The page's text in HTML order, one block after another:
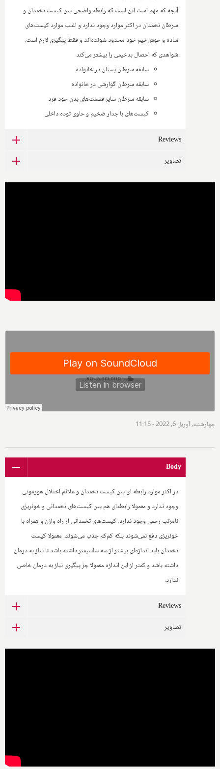
آنچه که مهم است این است که رابطه واضحی بین کیست تخمدان و
سرطان تخمدان در اکثر موارد وجود ندارد و اغلب موارد کیست‌های
ساده و خوش‌خیم خود محدود شونده‌اند و فقط پیگیری لازم است.
شواهدی که احتمال بدخیمی را بیشتر می‌کند
سابقه سرطان پستان در خانواده
سابقه سرطان گوارشی در خانواده
سابقه سرطان سایر قسمت‌های بدن خود فرد
کیست‌های با جدار ضخیم و حاوی توده داخلی
Reviews
تصاویر
چهارشنبه, آوریل 6, 2022 - 11:15
Body
در اکثر موارد رابطه ای بین کیست تخمدان و علائم اختلال هورمونی
وجود ندارد و معمولا رابطه‌ای هم بین کیست‌های تخمدانی و خونریزی
نامرتب رحمی وجود ندارد. کیست‌های تخمدانی از راه واژن و همراه با
خونریزی دفع نمی‌شوند بلکه کم‌کم جذب می‌شوند. معمولا کیست
تخمدان باید اندازه‌ای بیشتر از سه سانتیمتر داشته باشد تا نیاز به درمان
داشته باشد و کمتر از این اندازه معمولا جز پیگیری نیاز به درمان خاصی
ندارد.
Reviews
تصاویر